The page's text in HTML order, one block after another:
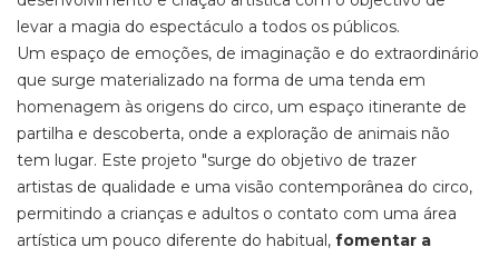
levar a magia do espectáculo a todos os públicos.
Um espaço de emoções, de imaginação e do extraordinário
que surge materializado na forma de uma tenda em
homenagem às origens do circo, um espaço itinerante de
partilha e descoberta, onde a exploração de animais não
tem lugar. Este projeto "surge do objetivo de trazer
artistas de qualidade e uma visão contemporânea do circo,
permitindo a crianças e adultos o contato com uma área
artística um pouco diferente do habitual, fomentar a